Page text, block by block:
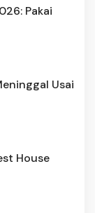
Pakai
Usai
House